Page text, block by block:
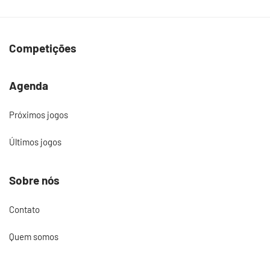
Competições
Agenda
Próximos jogos
Últimos jogos
Sobre nós
Contato
Quem somos